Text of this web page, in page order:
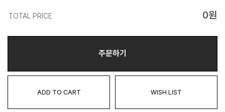
TOTAL PRICE 0원
주문하기
ADD TO CART WISH LIST